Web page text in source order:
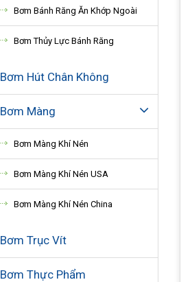
Bơm Bánh Răng Ăn Khớp Ngoài
Bơm Thủy Lực Bánh Răng
Bơm Hút Chân Không
Bơm Màng
Bơm Màng Khí Nén
Bơm Màng Khí Nén USA
Bơm Màng Khí Nén China
Bơm Trục Vít
Bơm Thực Phẩm